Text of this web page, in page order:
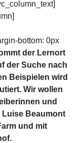
bottom: 0px
der Lernort
der Suche nach
Beispielen wird
Wir wollen
und
Beaumont
und mit